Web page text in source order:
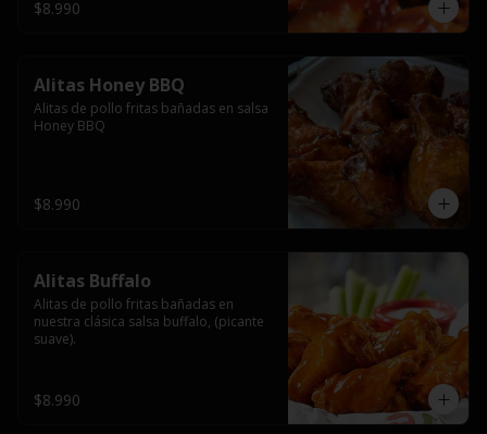
$8.990
Alitas Honey BBQ
Alitas de pollo fritas bañadas en salsa
Honey BBQ
$8.990
Alitas Buffalo
Alitas de pollo fritas bañadas en
nuestra clásica salsa buffalo, (picante
suave).
$8.990